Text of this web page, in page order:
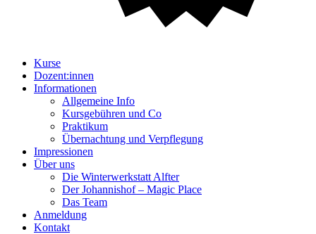
Kurse
Dozent:innen
Informationen
Allgemeine Info
Kursgebühren und Co
Praktikum
Übernachtung und Verpflegung
Impressionen
Über uns
Die Winterwerkstatt Alfter
Der Johannishof – Magic Place
Das Team
Anmeldung
Kontakt